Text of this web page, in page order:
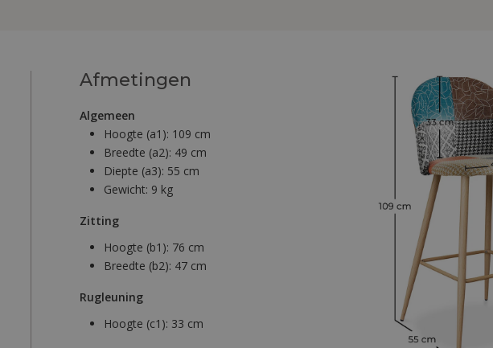
Afmetingen
Algemeen
Hoogte (a1): 109 cm
Breedte (a2): 49 cm
Diepte (a3): 55 cm
Gewicht: 9 kg
Zitting
Hoogte (b1): 76 cm
Breedte (b2): 47 cm
Rugleuning
Hoogte (c1): 33 cm